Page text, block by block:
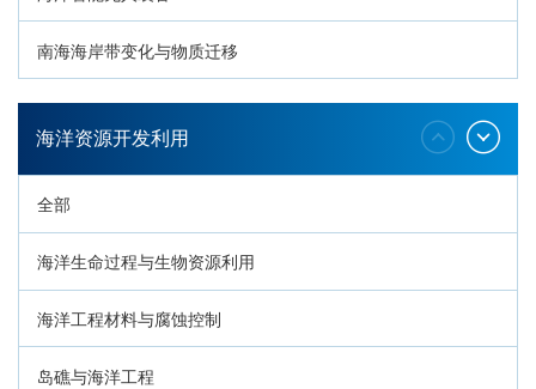
南海海岸带变化与物质迁移
环南海地质过程与灾害响应
海洋资源开发利用
全部
海洋生命过程与生物资源利用
海洋工程材料与腐蚀控制
岛礁与海洋工程